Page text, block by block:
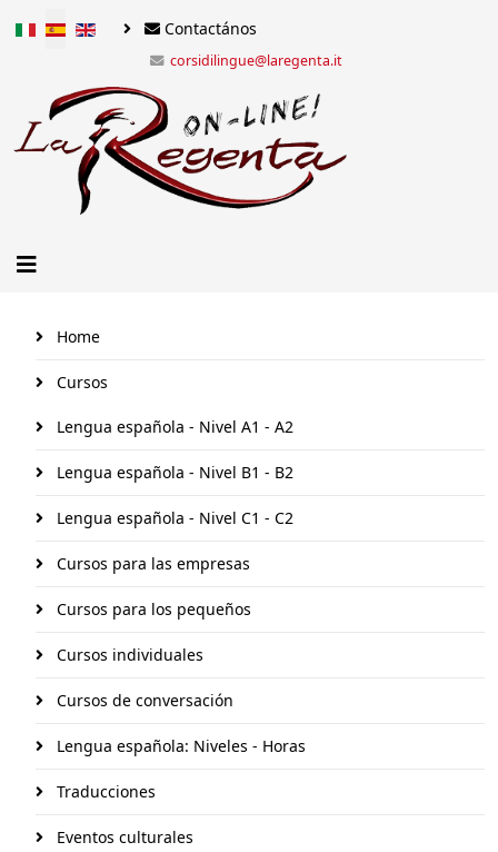
Contactános
corsidilingue@laregenta.it
Home
Cursos
Lengua española - Nivel A1 - A2
Lengua española - Nivel B1 - B2
Lengua española - Nivel C1 - C2
Cursos para las empresas
Cursos para los pequeños
Cursos individuales
Cursos de conversación
Lengua española: Niveles - Horas
Traducciones
Eventos culturales